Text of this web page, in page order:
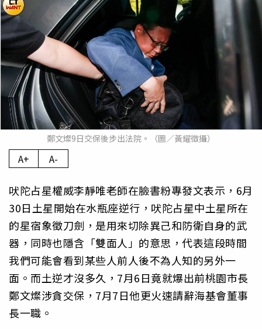
鄭文燦9日交保後步出法院。（圖／黃耀徵攝）
A+ A-
吠陀占星權威李靜唯老師在臉書粉專發文表示，6月
30日土星開始在水瓶座逆行，吠陀占星中土星所在
的星宿象徵刀劍，是用來切除異己和防衛自身的武
器，同時也隱含「雙面人」的意思，代表這段時間
我們可能會看到某些人前人後不為人知的另外一
面。而土逆才沒多久，7月6日竟就爆出前桃園市長
鄭文燦涉貪交保，7月7日他更火速請辭海基會董事
長一職。